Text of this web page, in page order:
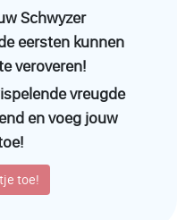
uw gezin? Blader door
gecertificeerde fokkers
te komen. Onze fokkers
bij het maken van een
nog de perfectepuppy
voor op jaren van
Schwyzer
eersten kunnen
veroveren!
vreugde
en voeg jouw
toe!